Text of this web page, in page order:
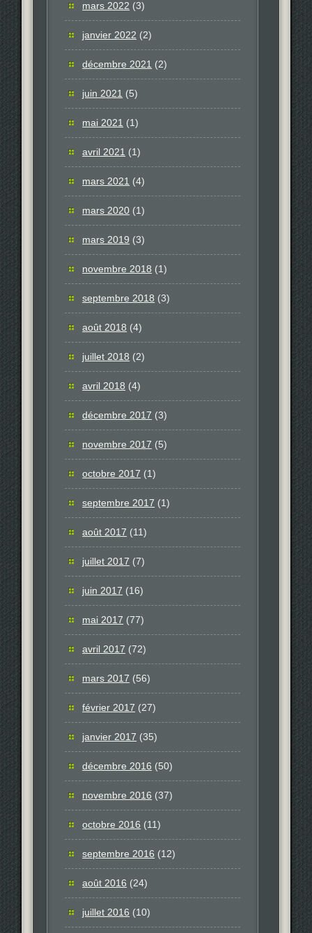
mars 2022 (3)
janvier 2022 (2)
décembre 2021 (2)
juin 2021 (5)
mai 2021 (1)
avril 2021 (1)
mars 2021 (4)
mars 2020 (1)
mars 2019 (3)
novembre 2018 (1)
septembre 2018 (3)
août 2018 (4)
juillet 2018 (2)
avril 2018 (4)
décembre 2017 (3)
novembre 2017 (5)
octobre 2017 (1)
septembre 2017 (1)
août 2017 (11)
juillet 2017 (7)
juin 2017 (16)
mai 2017 (77)
avril 2017 (72)
mars 2017 (56)
février 2017 (27)
janvier 2017 (35)
décembre 2016 (50)
novembre 2016 (37)
octobre 2016 (11)
septembre 2016 (12)
août 2016 (24)
juillet 2016 (10)